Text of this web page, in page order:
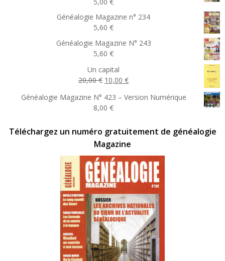
Généalogie Magazine n° 234
5,60 €
Généalogie Magazine N° 243
5,60 €
Un capital
20,00€ Le
initial
était :
10,00 €Le
actuel
Généalogie Magazine N° 423 – Version Numérique
8,00 €
Téléchargez un numéro gratuitement de généalogie
Magazine